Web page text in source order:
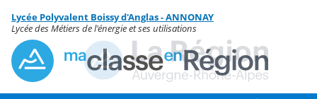
Menu de la rubrique
Contenu
Lycée Polyvalent Boissy d'Anglas - ANNONAY
Lycée des Métiers de l'énergie et ses utilisations